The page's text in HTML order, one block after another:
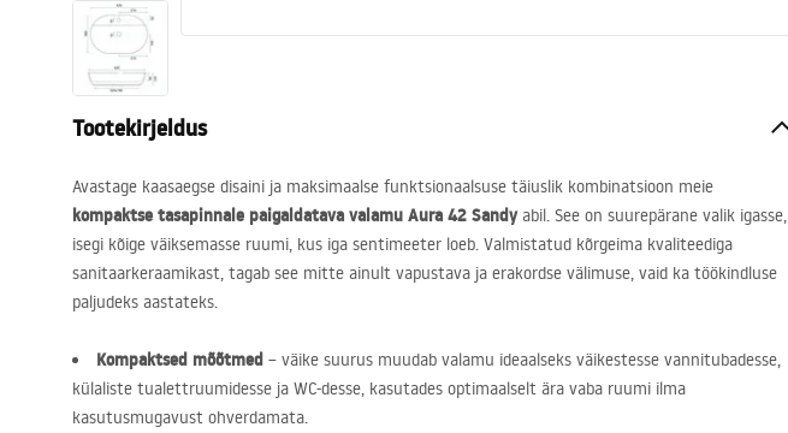
Köök
Vannitoa tarvikud
Tootekirjeldus
Avastage kaasaegse disaini ja maksimaalse funktsionaalsuse täiuslik kombinatsioon meie
kompaktse tasapinnale paigaldatava valamu Aura 42 Sandyabil. See on suurepärane valik igasse,
isegi kõige väiksemasse ruumi, kus iga sentimeeter loeb. Valmistatud kõrgeima kvaliteediga
sanitaarkeraamikast, tagab see mitte ainult vapustava ja erakordse välimuse, vaid ka töökindluse
paljudeks aastateks.
Kompaktsed mõõtmed – väike suurus muudab valamu ideaalseks väikestesse vannitubadesse,
külaliste tualettruumidesse ja WC-desse, kasutades optimaalselt ära vaba ruumi ilma
kasutusmugavust ohverdamata.